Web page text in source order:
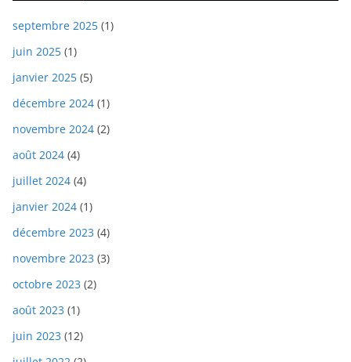
septembre 2025 (1)
juin 2025 (1)
janvier 2025 (5)
décembre 2024 (1)
novembre 2024 (2)
août 2024 (4)
juillet 2024 (4)
janvier 2024 (1)
décembre 2023 (4)
novembre 2023 (3)
octobre 2023 (2)
août 2023 (1)
juin 2023 (12)